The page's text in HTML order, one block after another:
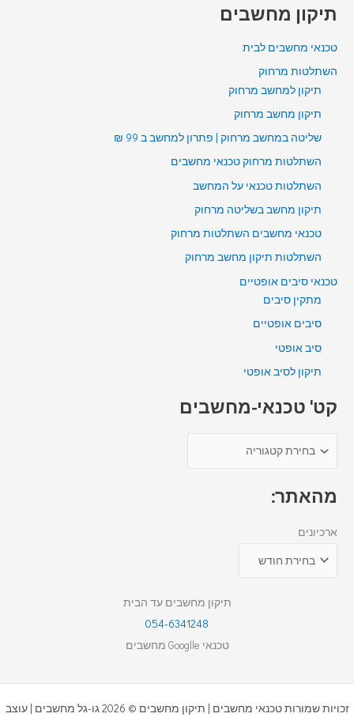
תיקון מחשבים
טכנאי מחשבים לבית
השתלטות מרחוק
תיקון למחשב מרחוק
תיקון מחשב מרחוק
שליטה במחשב מרחוק | פתרון למחשב ב 99 ₪
השתלטות מרחוק טכנאי מחשבים
השתלטות טכנאי על המחשב
תיקון מחשב בשליטה מרחוק
טכנאי מחשבים השתלטות מרחוק
השתלטות תיקון מחשב מרחוק
טכנאי סיבים אופטיים
מתקין סיבים
סיבים אופטיים
סיב אופטי
תיקון לסיב אופטי
קט' טכנאי-מחשבים
מהאתר:
ארכיונים
תיקון מחשבים עד הבית
054-6341248
טכנאי Googlle מחשבים
זכויות שמורות טכנאי מחשבים | תיקון מחשבים © 2026 גו-גל מחשבים | עוצב